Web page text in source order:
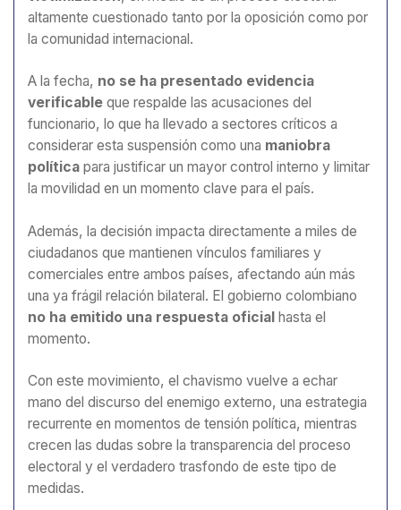
altamente cuestionado tanto por la oposición como por
la comunidad internacional.
A la fecha, no se ha presentado evidencia
verificable que respalde las acusaciones del
funcionario, lo que ha llevado a sectores críticos a
considerar esta suspensión como una maniobra
política para justificar un mayor control interno y limitar
la movilidad en un momento clave para el país.
Además, la decisión impacta directamente a miles de
ciudadanos que mantienen vínculos familiares y
comerciales entre ambos países, afectando aún más
una ya frágil relación bilateral. El gobierno colombiano
no ha emitido una respuesta oficial hasta el
momento.
Con este movimiento, el chavismo vuelve a echar
mano del discurso del enemigo externo, una estrategia
recurrente en momentos de tensión política, mientras
crecen las dudas sobre la transparencia del proceso
electoral y el verdadero trasfondo de este tipo de
medidas.